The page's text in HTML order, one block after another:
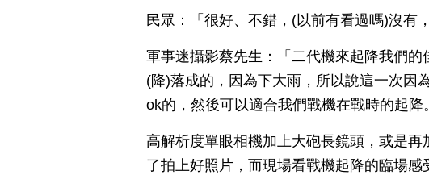
民眾：「很好、不錯，(以前有看過嗎)沒有
軍事迷攝影蔡先生：「二代機來起降我們
(降)落成的，因為下大雨，所以說這一次因
ok的，然後可以適合我們戰機在戰時的起降
高解析度單眼相機加上大砲長鏡頭，或是
了拍上好照片，而現場看戰機起降的臨場感